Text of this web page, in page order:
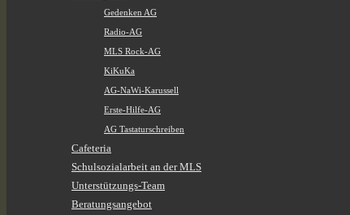
Gedenken AG
Radio-AG
MLS Rock-AG
KiKuKa
AG-NaWi-Karussell
Erste-Hilfe-AG
AG Tastaturschreiben
Cafeteria
Schulsozialarbeit an der MLS
Unterstützungs-Team
Beratungsangebot